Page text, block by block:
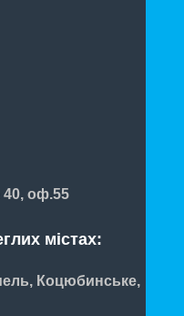
40, оф.55
містах:
Коцюбинське,